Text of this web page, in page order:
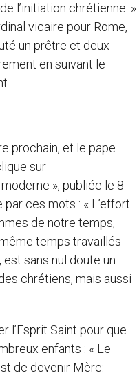
l’initiation chrétienne. »
vicaire pour Rome,
un prêtre et deux
en suivant le
prochain, et le pape
sur
», publiée le 8
ces mots : « L’effort
de notre temps,
temps travaillés
est sans nul doute un
chrétiens, mais aussi
l’Esprit Saint pour que
enfants : « Le
de devenir Mère: